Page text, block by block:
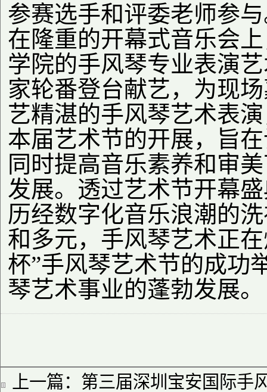
参赛选手和评委老师参
在隆重的开幕式音乐会
学院的手风琴专业表演
家轮番登台献艺，为现
艺精湛的手风琴艺术表
本届艺术节的开展，旨
同时提高音乐素养和审
发展。透过艺术节开幕
历经数字化音乐浪潮的
和多元，手风琴艺术正
杯”手风琴艺术节的成功
琴艺术事业的蓬勃发展。
上一篇： 第三届深圳宝安国际手